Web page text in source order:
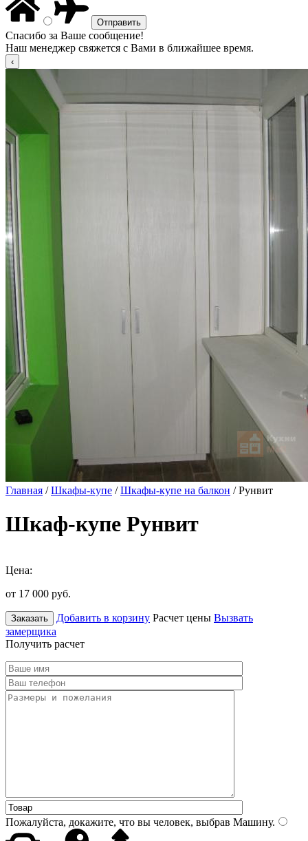
Спасибо за Ваше сообщение!
Наш менеджер свяжется с Вами в ближайшее время.
Главная /Шкафы-купе /Шкафы-купе на балкон / Рунвит
Шкаф-купе Рунвит
Цена:
от 17 000 руб.
Заказать Добавить в корзину Расчет цены Вызвать
замерщика
Получить расчет
Пожалуйста, докажите, что вы человек, выбрав Машину.